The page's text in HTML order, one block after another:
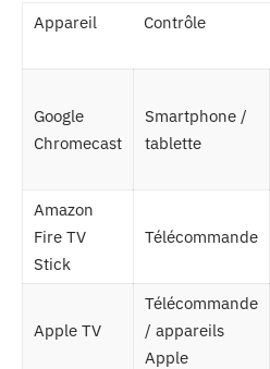
Appareil Contrôle
Google
Chromecast
Smartphone /
tablette
Amazon
Fire TV
Stick
Télécommande
Apple TV
Télécommande
/ appareils
Apple